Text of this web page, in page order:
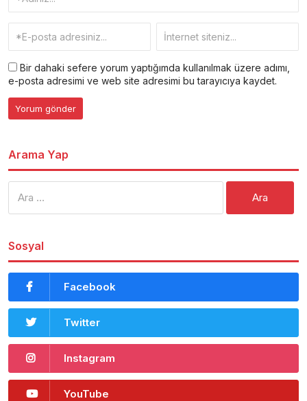
Bir dahaki sefere yorum yaptığımda kullanılmak üzere adımı,
e-posta adresimi ve web site adresimi bu tarayıcıya kaydet.
Arama Yap
Sosyal
Facebook
Twitter
Instagram
YouTube